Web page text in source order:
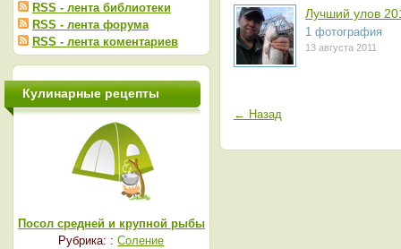
Лучший улов
1 фотография
13 августа 2011
← Назад
RSS - лента библиотеки
RSS - лента форума
RSS - лента коментариев
Кулинарные рецепты
Посол средней и крупной рыбы
Рубрика: :Соление